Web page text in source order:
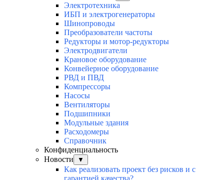
Электротехника
ИБП и электрогенераторы
Шинопроводы
Преобразователи частоты
Редукторы и мотор-редукторы
Электродвигатели
Крановое оборудование
Конвейерное оборудование
РВД и ПВД
Компрессоры
Насосы
Вентиляторы
Подшипники
Модульные здания
Расходомеры
Справочник
Конфиденциальность
Новости
▼
Как реализовать проект без рисков и с
гарантией качества?